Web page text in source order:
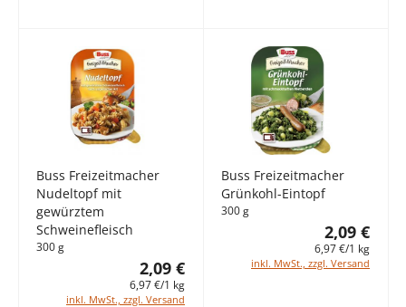
Buss Freizeitmacher
Nudeltopf mit
gewürztem
Schweinefleisch
300 g
2,09 €
6,97 €/1 kg
inkl. MwSt., zzgl. Versand
Buss Freizeitmacher
Grünkohl-Eintopf
300 g
2,09 €
6,97 €/1 kg
inkl. MwSt., zzgl. Versand